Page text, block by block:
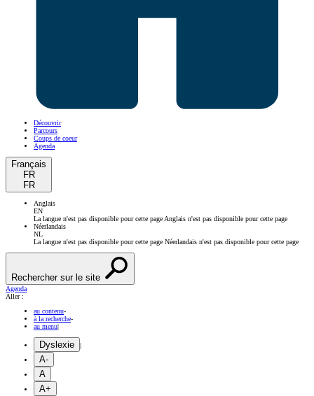
Découvrir
Parcours
Coups de coeur
Agenda
Français
FR
FR
Anglais
EN
La langue n'est pas disponible pour cette page Anglais n'est pas disponible pour cette page
Néerlandais
NL
La langue n'est pas disponible pour cette page Néerlandais n'est pas disponible pour cette page
Rechercher sur le site
Agenda
Aller :
au contenu-
à la recherche-
au menu|
Dyslexie |
A-
A
A+